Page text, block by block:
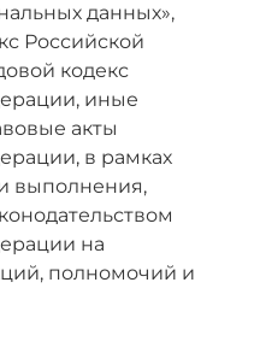
данных»,
Российской
кодекс
иные
акты
в рамках
выполнения,
на
полномочий и